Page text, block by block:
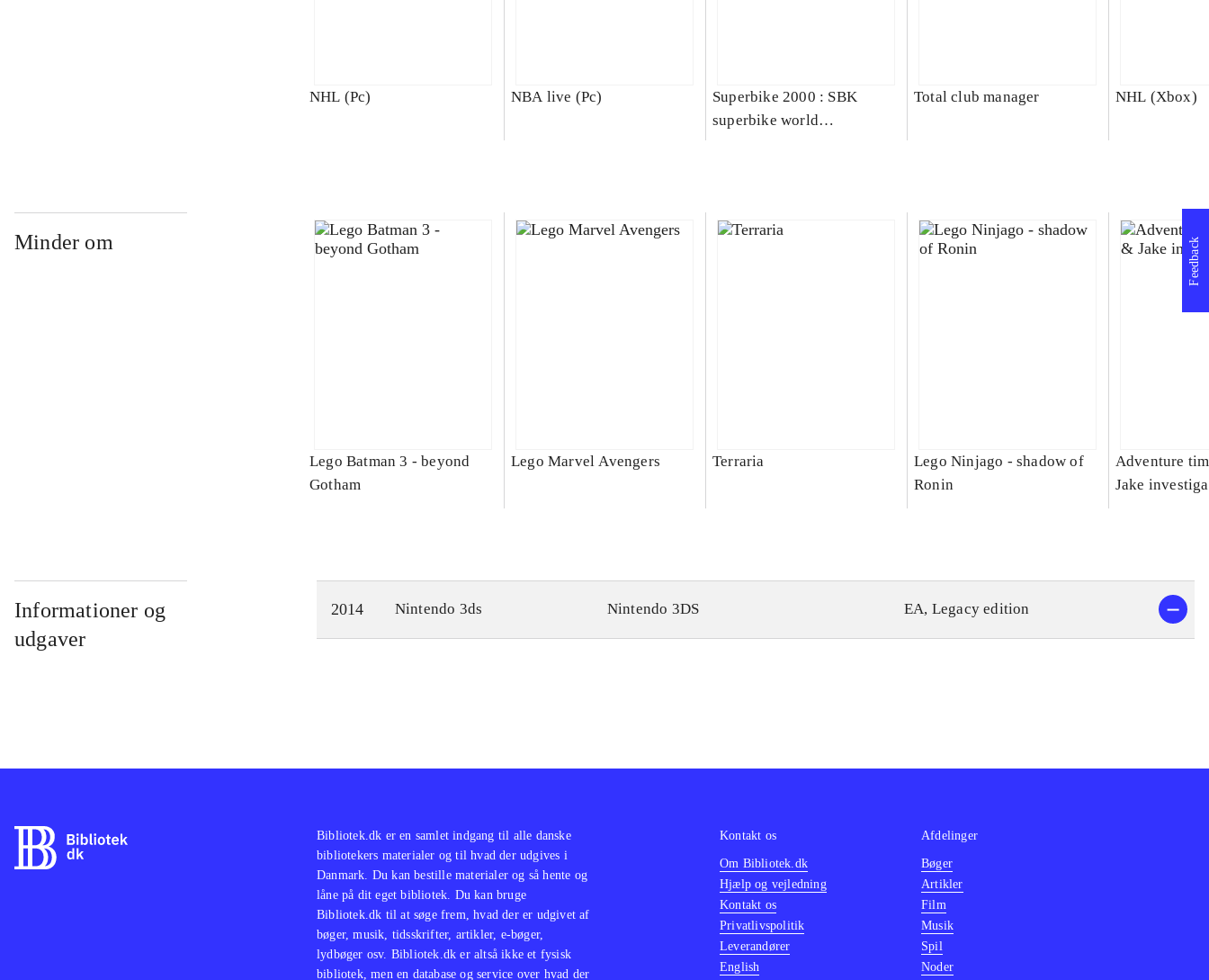
NHL (Pc) NBA live (Pc)
Superbike 2000 : SBK
superbike world
Total club manager NHL (Xbox)
Minder om
Lego Batman 3 - beyond
Gotham
Lego Marvel Avengers Terraria
Lego Ninjago - shadow of
Ronin
Adventure
Jake
Informationer og
udgaver
2014 Nintendo 3ds Nintendo 3DS EA, Legacy edition
Feedback
Bibliotek.dk er en samlet indgang til alle danske
bibliotekers materialer og til hvad der udgives i
Danmark. Du kan bestille materialer og så hente og
låne på dit eget bibliotek. Du kan bruge
Bibliotek.dk til at søge frem, hvad der er udgivet af
bøger, musik, tidsskrifter, artikler, e-bøger,
lydbøger osv. Bibliotek.dk er altså ikke et fysisk
bibliotek, men en database og service over hvad der
Kontakt os
Om Bibliotek.dk
Hjælp og vejledning
Kontakt os
Privatlivspolitik
Leverandører
English
Afdelinger
Bøger
Artikler
Film
Musik
Spil
Noder